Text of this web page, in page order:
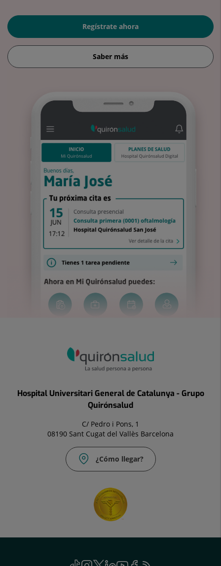
Regístrate ahora
Saber más
Hospital Universitari General de Catalunya - Grupo
Quirónsalud
C/ Pedro i Pons, 1
08190 Sant Cugat del Vallès Barcelona
¿Cómo llegar?
TikTok
EsteInstagram
EsteTwitter
EsteLinkedin
EsteYoutube
EsteFacebook
Este Feed
Este